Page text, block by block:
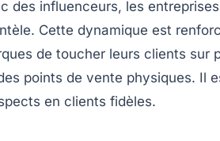
des influenceurs, les
Cette dynamique est
de toucher leurs clients sur
points de vente physiques. Il
en clients fidèles.